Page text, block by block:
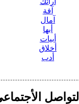
آفة
آمال
أبها
أبيات
أخلاق
أدب
التواصل